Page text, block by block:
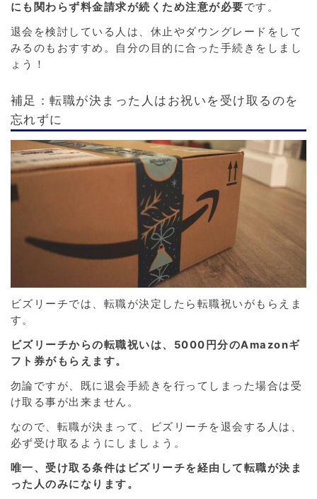
にも関わらず料金請求が続くため注意が必要です。
退会を検討している人は、休止やダウングレードをして
みるのもおすすめ。自分の目的に合った手続きをしまし
ょう！
補足：転職が決まった人はお祝いを受け取るのを
忘れずに
ビズリーチでは、転職が決定したら転職祝いがもらえま
す。
ビズリーチからの転職祝いは、5000円分のAmazonギ
フト券がもらえます。
勿論ですが、既に退会手続きを行ってしまった場合は受
け取る事が出来ません。
なので、転職が決まって、ビズリーチを退会する人は、
必ず受け取るようにしましょう。
唯一、受け取る条件はビズリーチを経由して転職が決ま
った人のみになります。